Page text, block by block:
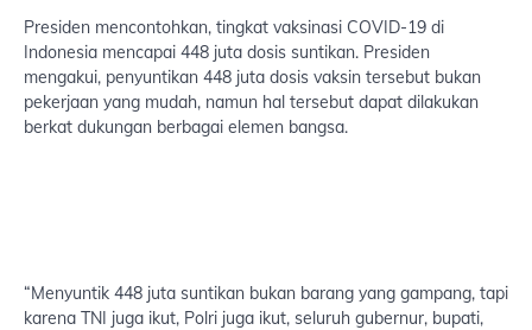
Presiden mencontohkan, tingkat vaksinasi COVID-19 di
Indonesia mencapai 448 juta dosis suntikan. Presiden
mengakui, penyuntikan 448 juta dosis vaksin tersebut bukan
pekerjaan yang mudah, namun hal tersebut dapat dilakukan
berkat dukungan berbagai elemen bangsa.
“Menyuntik 448 juta suntikan bukan barang yang gampang, tapi
karena TNI juga ikut, Polri juga ikut, seluruh gubernur, bupati,